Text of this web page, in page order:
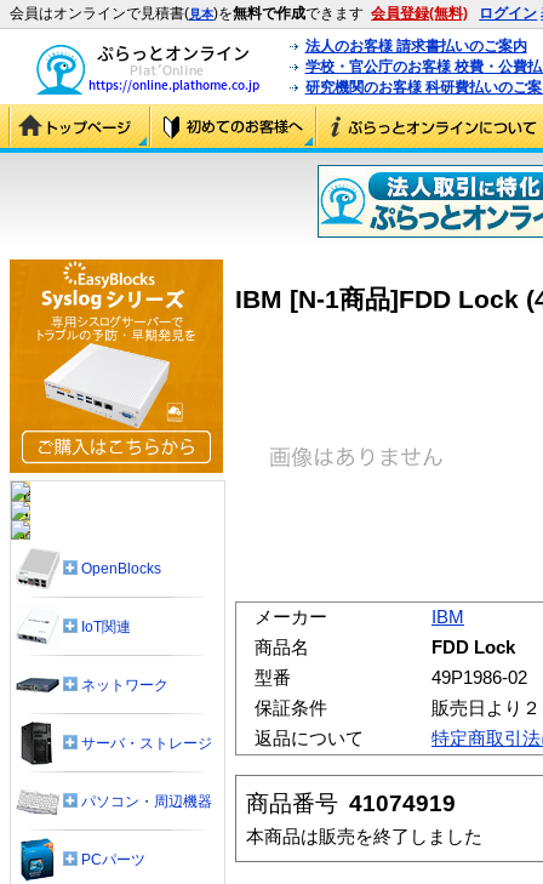
会員はオンラインで見積書(見本)を無料で作成できます 会員登録(無料) ログイン
法人のお客様 請求書払いのご案内
学校・官公庁のお客様 校費・公費
研究機関のお客様 科研費払いのご
IBM [N-1商品]FDD Lock
メーカー
IBM
商品名
FDD Lock
型番
49P1986-02
保証条件
販売日より
返品について
特定商取引
商品番号 41074919
本商品は販売を終了しました
OpenBlocks
IoT関連
ネットワーク
サーバ・ストレージ
パソコン・周辺機器
PCパーツ